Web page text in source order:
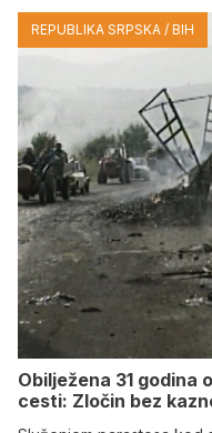
REPUBLIKA SRPSKA / BIH
Obilježena 31 godina
cesti: Zločin bez